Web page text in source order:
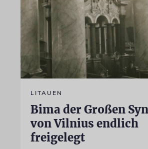
LITAUEN
Bima der Großen
von Vilnius endlich
freigelegt